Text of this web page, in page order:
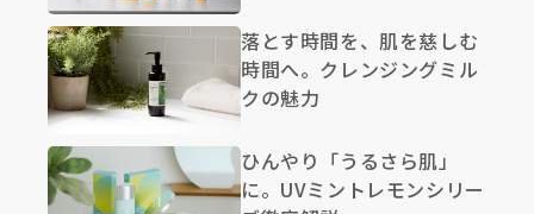
落とす時間を、肌を慈しむ
時間へ。クレンジングミル
クの魅力
ひんやり「うるさら肌」
に。UVミントレモンシリー